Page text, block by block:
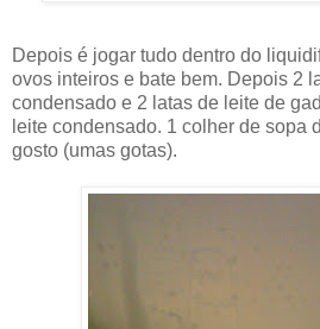
Depois é jogar tudo dentro do
ovos inteiros e bate bem. Depois 2
condensado e 2 latas de leite de
leite condensado. 1 colher de sopa
gosto (umas gotas).